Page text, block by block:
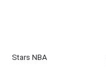
Stars NBA